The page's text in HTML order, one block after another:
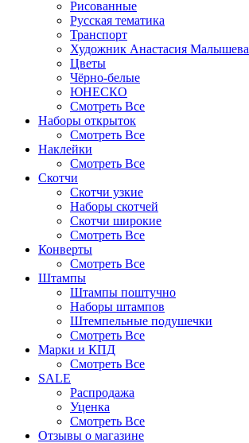
Рисованные
Русская тематика
Транспорт
Художник Анастасия Малышева
Цветы
Чёрно-белые
ЮНЕСКО
Смотреть Все
Наборы открыток
Смотреть Все
Наклейки
Смотреть Все
Скотчи
Скотчи узкие
Наборы скотчей
Скотчи широкие
Смотреть Все
Конверты
Смотреть Все
Штампы
Штампы поштучно
Наборы штампов
Штемпельные подушечки
Смотреть Все
Марки и КПД
Смотреть Все
SALE
Распродажа
Уценка
Смотреть Все
Отзывы о магазине